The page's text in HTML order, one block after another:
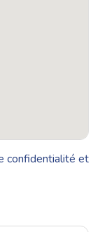
confidentialité et